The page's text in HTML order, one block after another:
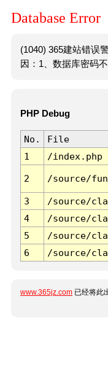
Database Error
(1040) 365建站错误
因：1、数据库密码
PHP Debug
No. File
1
/index.php
2 /source/
3 /source/
4
/source/
5
/source/
6
/source/
www.365jz.com 已经将此